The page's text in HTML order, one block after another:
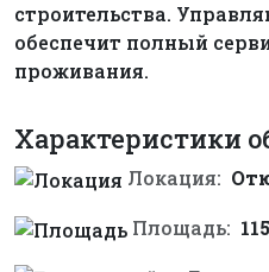
строительства.
обеспечит полный
проживания.
Характеристики
Локация:
Площадь: